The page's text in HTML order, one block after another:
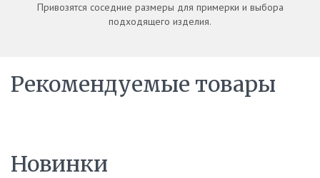
Привозятся соседние размеры для примерки и выбора
подходящего изделия.
Рекомендуемые товары
Новинки